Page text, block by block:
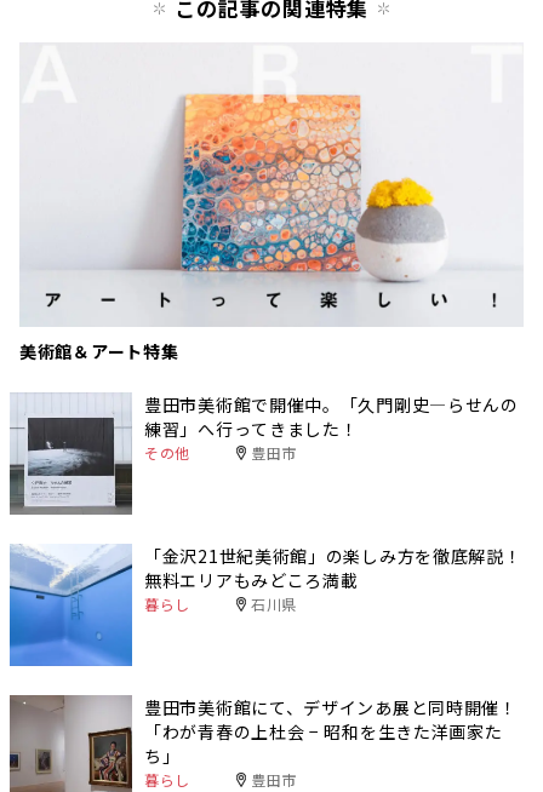
この記事の関連特集
美術館＆アート特集
豊田市美術館で開催中。「久門剛史―らせんの
練習」へ行ってきました！
その他 豊田市
「金沢21世紀美術館」の楽しみ方を徹底解説！
無料エリアもみどころ満載
暮らし 石川県
豊田市美術館にて、デザインあ展と同時開催！
「わが青春の上杜会 − 昭和を生きた洋画家た
ち」
暮らし 豊田市